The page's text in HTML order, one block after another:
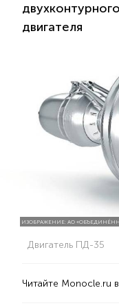
двигателя
ИЗОБРАЖЕНИЕ: АО
Двигатель ПД-35
Читайте Monocle.ru в